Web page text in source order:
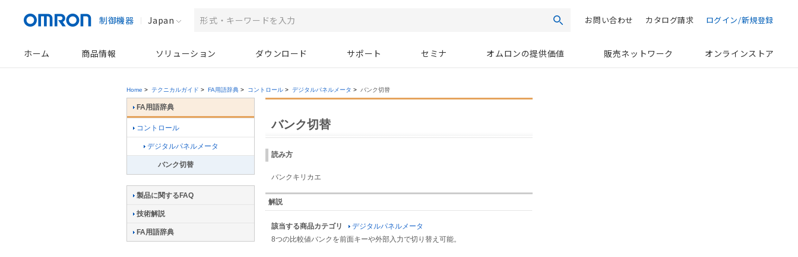
制御機器 Japan お問い合わせ カタログ請求 ログイン/新規登録
ホーム 商品情報 ソリューション ダウンロード サポート セミナ オムロンの提供価値 販売ネットワーク オンラインストア
Home > テクニカルガイド > FA用語辞典 > コントロール > デジタルパネルメータ > バンク切替
バンク切替
読み方
バンクキリカエ
解説
該当する商品カテゴリ
デジタルパネルメータ
8つの比較値バンクを前面キーや外部入力で切り替え可能。
FA用語辞典
コントロール
デジタルパネルメータ
バンク切替
製品に関するFAQ
技術解説
FA用語辞典